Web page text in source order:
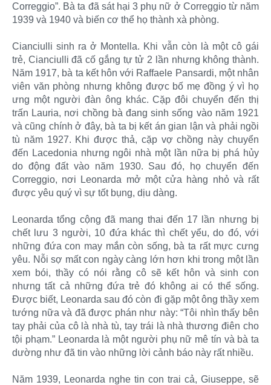
Correggio”. Bà ta đã sát hại 3 phụ nữ ở Correggio từ năm
1939 và 1940 và biến cơ thể họ thành xà phòng.
Cianciulli sinh ra ở Montella. Khi vẫn còn là một cô gái
trẻ, Cianciulli đã cố gắng tự tử 2 lần nhưng không thành.
Năm 1917, bà ta kết hôn với Raffaele Pansardi, một nhân
viên văn phòng nhưng không được bố mẹ đồng ý vì họ
ưng một người đàn ông khác. Cặp đôi chuyển đến thị
trấn Lauria, nơi chồng bà đang sinh sống vào năm 1921
và cũng chính ở đây, bà ta bị kết án gian lận và phải ngồi
tù năm 1927. Khi được thả, cặp vợ chồng này chuyển
đến Lacedonia nhưng ngôi nhà một lần nữa bị phá hủy
do động đất vào năm 1930. Sau đó, họ chuyển đến
Correggio, nơi Leonarda mở một cửa hàng nhỏ và rất
được yêu quý vì sự tốt bụng, dịu dàng.
Leonarda tổng cộng đã mang thai đến 17 lần nhưng bị
chết lưu 3 người, 10 đứa khác thì chết yểu, do đó, với
những đứa con may mắn còn sống, bà ta rất mực cưng
yêu. Nỗi sợ mất con ngày càng lớn hơn khi trong một lần
xem bói, thầy có nói rằng cô sẽ kết hôn và sinh con
nhưng tất cả những đứa trẻ đó không ai có thể sống.
Được biết, Leonarda sau đó còn đi gặp một ông thầy xem
tướng nữa và đã được phán như này: “Tôi nhìn thấy bên
tay phải của cô là nhà tù, tay trái là nhà thương điên cho
tội phạm.” Leonarda là một người phụ nữ mê tín và bà ta
dường như đã tin vào những lời cảnh báo này rất nhiều.
Năm 1939, Leonarda nghe tin con trai cả, Giuseppe, sẽ